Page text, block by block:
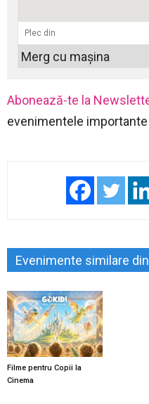
Abonează-te la
evenimentele
Evenimente similare din
Filme pentru Copii la
Cinema